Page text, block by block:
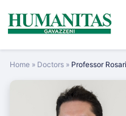
content
Home » Doctors » Professor